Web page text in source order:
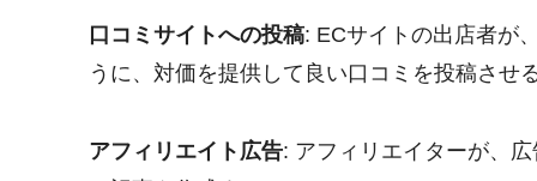
口コミサイトへの投稿: ECサイトの出店者が
うに、対価を提供して良い口コミを投稿させ
アフィリエイト広告: アフィリエイターが、